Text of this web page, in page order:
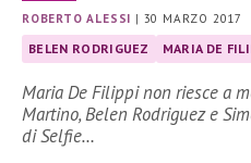
ROBERTO ALESSI | 30 MARZO 2017
BELEN RODRIGUEZ MARIA DE
Maria De Filippi non riesce a
Martino, Belen Rodriguez e
di Selfie…